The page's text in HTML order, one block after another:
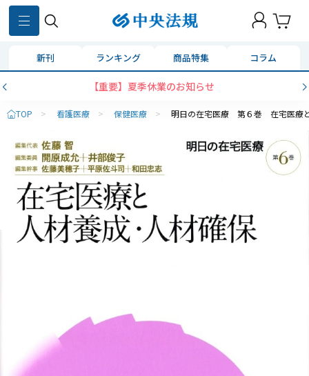
新刊 ランキング 商品特集 コラム
【重要】夏季休業のお知らせ
TOP > 看護医療 > 保健医療 > 明日の在宅医療 第６巻 在宅医療